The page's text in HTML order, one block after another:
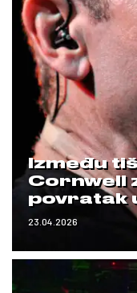
Između
Cornwell
povratak
23.04.2026